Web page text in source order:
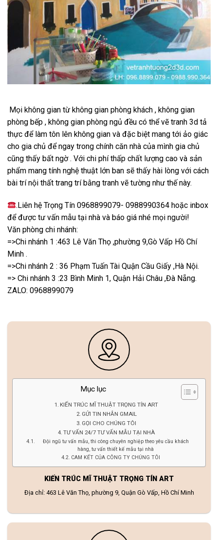
Mọi không gian từ không gian phòng khách , không gian
phòng bếp , không gian phòng ngủ đều có thể vẽ tranh 3d tả
thực để làm tôn lên không gian và đặc biệt mang tới ảo giác
cho gia chủ để ngay trong chính căn nhà của mình gia chủ
cũng thấy bất ngờ . Với chi phí thấp chất lượng cao và sản
phẩm mang tính nghệ thuật lớn ban sẽ thấy hài lòng với cách
bài trí nội thất trang trí bằng tranh vẽ tường như thế này.
.Liên hệ Trọng Tín 0968899079- 0988990364 hoặc inbox
để được tư vấn mẫu tại nhà và báo giá nhé mọi người!
Văn phòng chi nhánh:
=>Chi nhánh 1 :463 Lê Văn Thọ ,phường 9,Gò Vấp Hồ Chí
Minh .
=>Chi nhánh 2 : 36 Phạm Tuấn Tài Quận Cầu Giấy ,Hà Nội.
=> Chi nhánh 3 :23 Bình Minh 1, Quận Hải Châu ,Đà Nẵng.
ZALO: 0968899079
Mục lục
KIẾN TRÚC MĨ THUẬT TRỌNG TÍN ART
GỬI TIN NHẮN GMAIL
GỌI CHO CHÚNG TÔI
TƯ VẤN 24/7 TƯ VẤN MẪU TẠI NHÀ
Đội ngũ tư vấn mẫu, thi công chuyên nghiệp theo yêu cầu khách
hàng, tư vấn thiết kế mẫu tại nhà
CAM KẾT CỦA CÔNG TY CHÚNG TÔI
KIẾN TRÚC MĨ THUẬT TRỌNG TÍN ART
Địa chỉ: 463 Lê Văn Thọ, phường 9, Quận Gò Vấp, Hồ Chí Minh